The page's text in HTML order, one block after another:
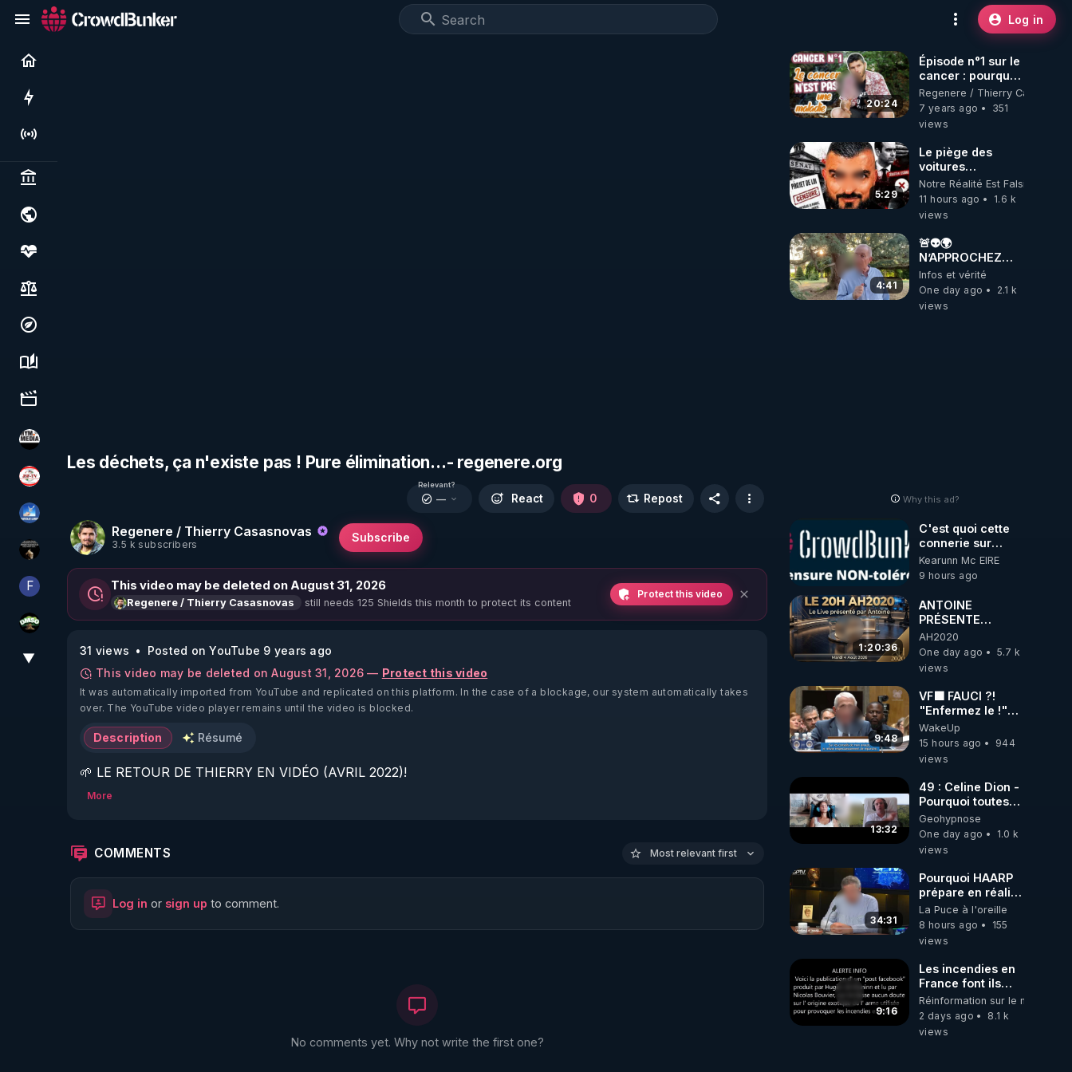
Log in
Politics & institutions
Society, justice & freedoms
Economy, environment & technology
Science, history & spirituality
Culture, media & entertainment
HYM.MEDIA
JSF - TV
PAROLE LIBRE
Infos et vérité
FFinalscape
DMSO pour TOUS
▼
Les déchets, ça n'existe pas ! Pure élimination...- regenere.org
Regenere / Thierry Casasnovas
3.5 k subscribers
Subscribe
Relevant?
— React 0 Repost
This video may be deleted on August 31, 2026
Regenere / Thierry Casasnovas still needs 125 Shields this month to protect its content
Protect this video
31 views
Posted on YouTube 9 years ago
This video may be deleted on August 31, 2026 — Protect this video
It was automatically imported from YouTube and replicated on this platform. In the case of a blockage, our system automatically takes
over. The YouTube video player remains until the video is blocked.
Description Résumé
🌱 LE RETOUR DE THIERRY EN VIDÉO (AVRIL 2022)!
🌱 LE MAGAZINE RÉGÉNÈRE
http://rgnr.li/ymag
More
COMMENTS Most relevant first
Log in or sign up to comment.
No comments yet. Why not write the first one?
20:24
Épisode n°1 sur le
cancer : pourquoi
le cancer n'est
pas une maladie
(au sens commun
Regenere / Thierry
7 years ago
351
views
5:29
Le piège des
voitures
électriques se
referme sur les
usagers !
Notre Réalité Est Falsifiée Et
11 hours ago
1.6 k
views
4:41
🚨👽🌍
N’APPROCHEZ
PAS LA TERRE ! 😱
🛸
Infos et vérité
One day ago
2.1 k
views
Why this ad?
C'est quoi cette
connerie sur
CrowdBunker
???? Si on ne
peut plus publier,
c'est un peu de la
censure. Ne
boucliers pour
voir mes vidéos,
c'est une arnaque
chaine et mon
travail sont
gratuits. Je
préfère la voir
mourir que de voir
payer.
CrowdBunker
s'est tiré une
balle dans le pied
sans nos chaines
n'est plus rien.
Migrez vers les
autres sites
comme "VK, X,
Odysee, et Tik-
Tok", je vous
en commentaires.
Bisous la famille.
Kearunn Mc EIRE
9 hours ago
1:20:36
ANTOINE
PRÉSENTE
AH2020 LE LIVE
20H ***DU
04/08/2026***
RÉVEIL EST EN
MARCHE 📷
AH2020
One day ago
5.7 k
views
9:48
VF🟩 FAUCI ?!
"Enfermez le !"
(Lock him up!) -
Quartz Traduction
WakeUp
15 hours ago
944
views
13:32
49 : Celine Dion -
Pourquoi toutes
ces rumeurs ?
Enquête sous
hypnose
Geohypnose
One day ago
1.0 k
views
34:31
Pourquoi HAARP
prépare en réalité
un CHAOS
climatique, on
répond
La Puce à l'oreille
8 hours ago
155
views
9:16
Les incendies en
France font ils
partie d' un plan
qui aurait débuté
le 11 septembre
Réinformation sur le monde
2 days ago
8.1 k
views